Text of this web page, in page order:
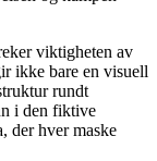
viktigheten av
ikke bare en visuell
rundt
i den fiktive
der hver maske